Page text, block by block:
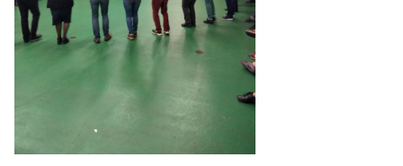
Atelier de danse participative
avec le collectif Klam